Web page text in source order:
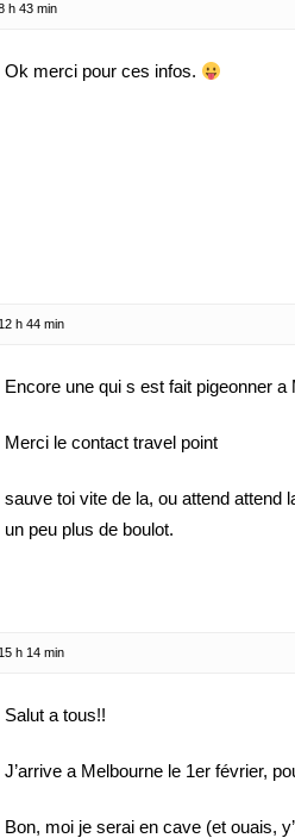
h 43 min
Ok merci pour ces infos.
h 44 min
Encore une qui s est fait pigeonner a
Merci le contact travel point
sauve toi vite de la, ou attend attend
un peu plus de boulot.
h 14 min
Salut a tous!!
J’arrive a Melbourne le 1er février,
Bon, moi je serai en cave (et ouais,